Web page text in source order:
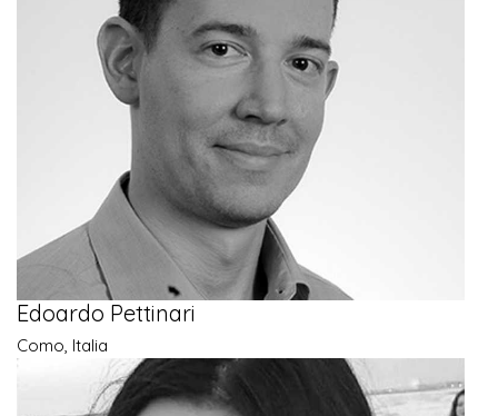
Edoardo Pettinari
Como, Italia